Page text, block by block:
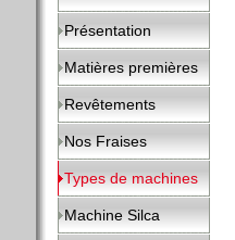
Présentation
Matières premières
Revêtements
Nos Fraises
Types de machines
Machine Silca